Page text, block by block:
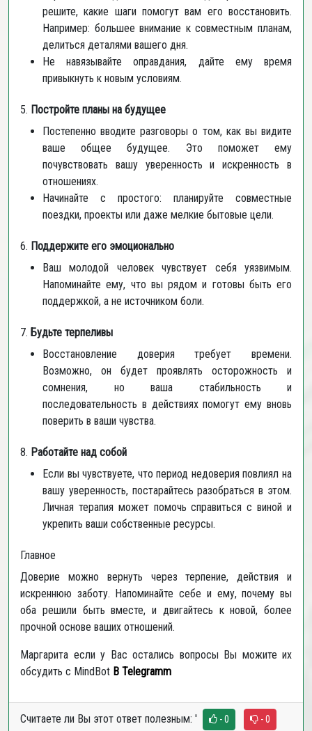
решите, какие шаги помогут вам его восстановить.
Например: большее внимание к совместным планам,
делиться деталями вашего дня.
Не навязывайте оправдания, дайте ему время
привыкнуть к новым условиям.
5. Постройте планы на будущее
Постепенно вводите разговоры о том, как вы видите
ваше общее будущее. Это поможет ему
почувствовать вашу уверенность и искренность в
отношениях.
Начинайте с простого: планируйте совместные
поездки, проекты или даже мелкие бытовые цели.
6. Поддержите его эмоционально
Ваш молодой человек чувствует себя уязвимым.
Напоминайте ему, что вы рядом и готовы быть его
поддержкой, а не источником боли.
7. Будьте терпеливы
Восстановление доверия требует времени.
Возможно, он будет проявлять осторожность и
сомнения, но ваша стабильность и
последовательность в действиях помогут ему вновь
поверить в ваши чувства.
8. Работайте над собой
Если вы чувствуете, что период недоверия повлиял на
вашу уверенность, постарайтесь разобраться в этом.
Личная терапия может помочь справиться с виной и
укрепить ваши собственные ресурсы.
Главное
Доверие можно вернуть через терпение, действия и
искреннюю заботу. Напоминайте себе и ему, почему вы
оба решили быть вместе, и двигайтесь к новой, более
прочной основе ваших отношений.
Маргарита если у Вас остались вопросы Вы можите их
обсудить с MindBot В Telegramm
Считаете ли Вы этот ответ полезным: ' - 0 - 0